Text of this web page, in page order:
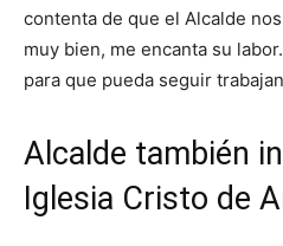
contenta de que el Alcalde
muy bien, me encanta su
para que pueda seguir
Alcalde también
Iglesia Cristo de